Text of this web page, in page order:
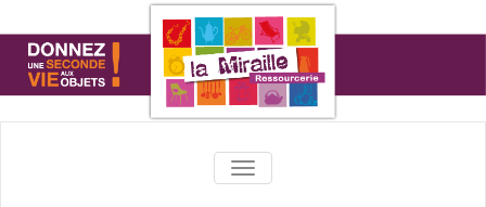
TOGGLE
NAVIGATION